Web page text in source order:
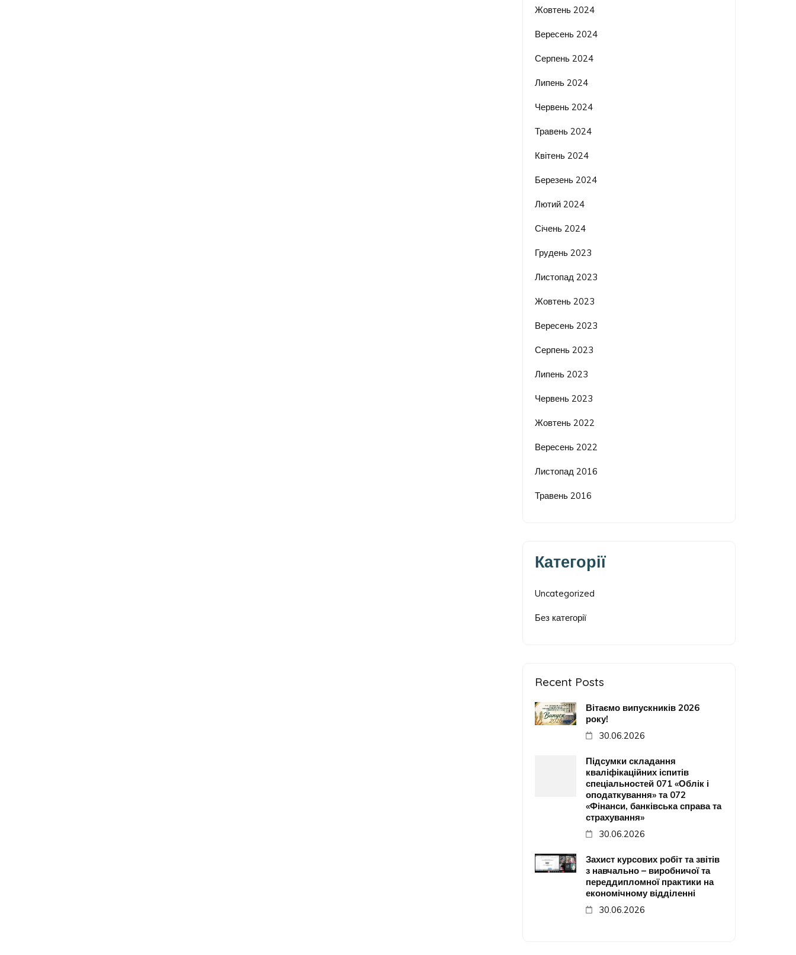
Жовтень 2024
Вересень 2024
Серпень 2024
Липень 2024
Червень 2024
Травень 2024
Квітень 2024
Березень 2024
Лютий 2024
Січень 2024
Грудень 2023
Листопад 2023
Жовтень 2023
Вересень 2023
Серпень 2023
Липень 2023
Червень 2023
Жовтень 2022
Вересень 2022
Листопад 2016
Травень 2016
Категорії
Uncategorized
Без категорії
Recent Posts
Вітаємо випускників 2026
року!
30.06.2026
Підсумки складання
кваліфікаційних іспитів
спеціальностей 071 «Облік і
оподаткування» та 072
«Фінанси, банківська справа та
страхування»
30.06.2026
Захист курсових робіт та звітів
з навчально – виробничої та
переддипломної практики на
економічному відділенні
30.06.2026